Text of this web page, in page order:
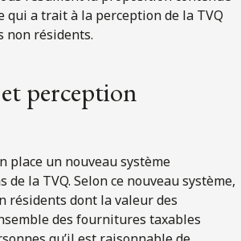
qui a trait à la perception de la TVQ
non résidents.
perception
place un nouveau système
de la TVQ. Selon ce nouveau système,
résidents dont la valeur des
des fournitures taxables